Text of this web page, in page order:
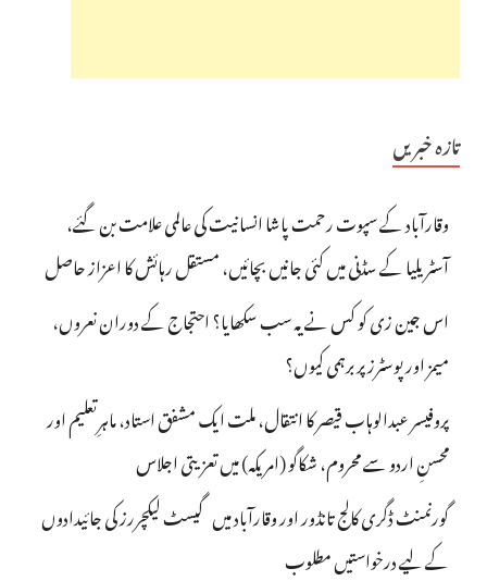
تازہ خبریں
وقارآباد کے سپوت رحمت پاشا انسانیت کی عالمی علامت بن گئے،
آسٹریلیا کے سڈنی میں کئی جانیں بچائیں، مستقل رہائش کا اعزاز حاصل
اس جین زی کو کس نے یہ سب سکھایا؟ احتجاج کے دوران نعروں،
میمز اور پوسٹرز پر برہمی کیوں؟
پروفیسر عبدالوہاب قیصر کا انتقال، ملت ایک مشفق استاد، ماہرِتعلیم اور
محسنِ اردو سے محروم، شکاگو (امریکہ) میں تعزیتی اجلاس
گورنمنٹ ڈگری کالج تانڈور اور وقارآباد میں گیسٹ لیکچررز کی جائیدادوں
کے لیے درخواستیں مطلوب